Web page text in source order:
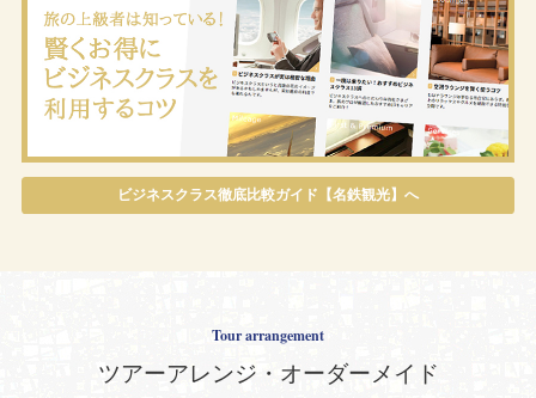
ビジネスクラス徹底比較ガイド【名鉄観光】へ
Tour arrangement
ツアーアレンジ・オーダーメイド